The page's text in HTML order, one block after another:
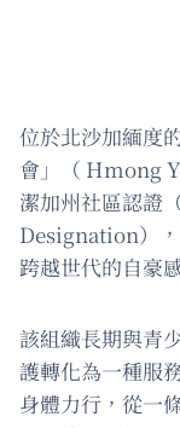
位於北沙加緬度
會」（ Hmong
潔加州社區認
Designation）
跨越世代的自豪
該組織長期與青
護轉化為一種服
身體力行，從一